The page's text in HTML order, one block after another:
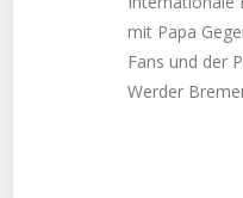
mit Papa
Fans und der
Werder